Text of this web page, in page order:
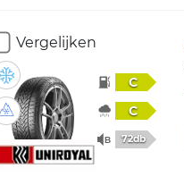
Vergelijken
C
C
72db